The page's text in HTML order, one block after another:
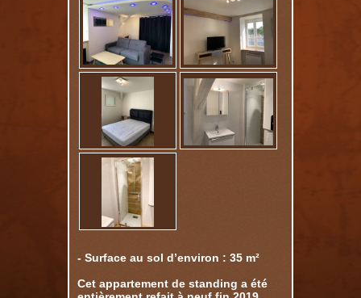
- Surface au sol d’environ : 35 m²
Cet appartement de standing a été